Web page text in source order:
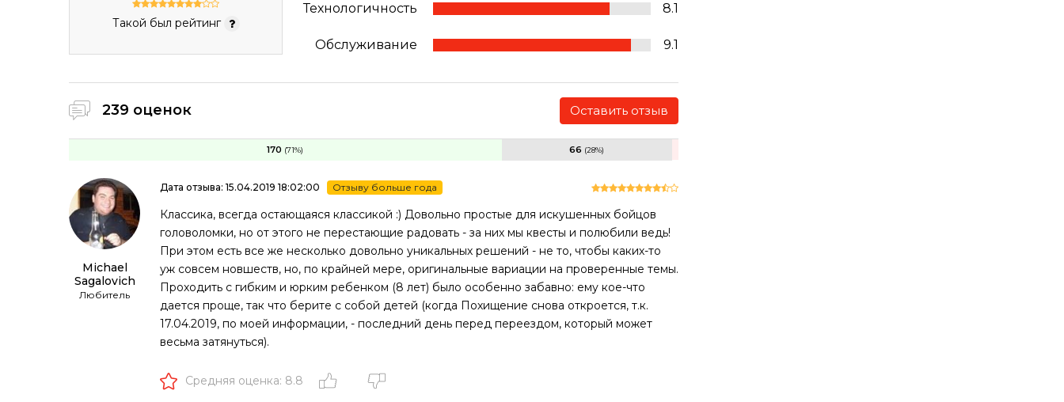
Такой был рейтинг
Технологичность 8.1
Обслуживание 9.1
239 оценок Оставить отзыв
170 (71%) 66 (28%)
Michael
Sagalovich
Любитель
Дата отзыва: 15.04.2019 18:02:00 Отзыву больше года
Классика, всегда остающаяся классикой :) Довольно простые для искушенных бойцов
головоломки, но от этого не перестающие радовать - за них мы квесты и полюбили ведь!
При этом есть все же несколько довольно уникальных решений - не то, чтобы каких-то
уж совсем новшеств, но, по крайней мере, оригинальные вариации на проверенные темы.
Проходить с гибким и юрким ребенком (8 лет) было особенно забавно: ему кое-что
дается проще, так что берите с собой детей (когда Похищение снова откроется, т.к.
17.04.2019, по моей информации, - последний день перед переездом, который может
весьма затянуться).
Средняя оценка: 8.8